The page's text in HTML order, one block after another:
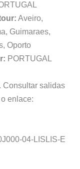
Aveiro,
Guimaraes,
Oporto
PORTUGAL
Consultar salidas
enlace:
04-LISLIS-E